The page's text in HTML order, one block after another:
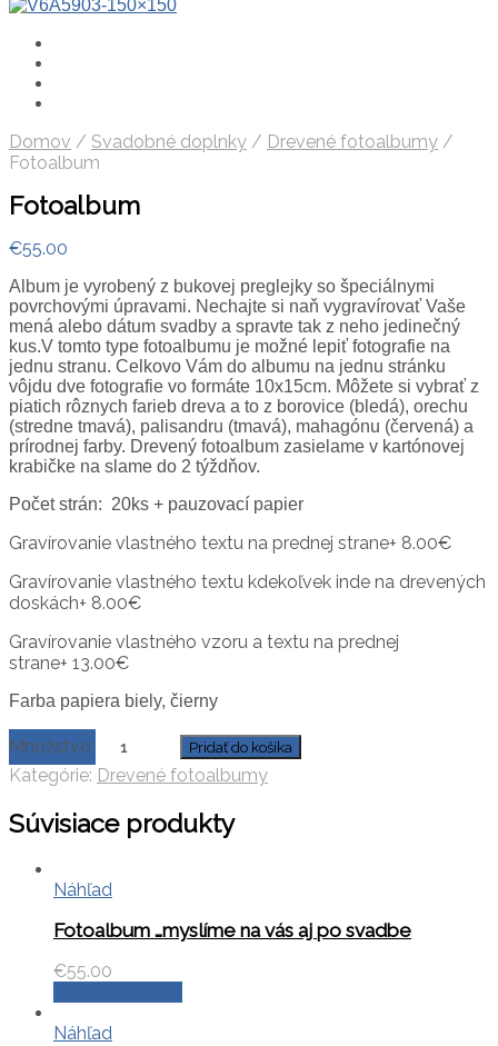
Domov / Svadobné doplnky / Drevené fotoalbumy /
Fotoalbum
Fotoalbum
€55.00
Album je vyrobený z bukovej preglejky so špeciálnymi
povrchovými úpravami. Nechajte si naň vygravírovať Vaše
mená alebo dátum svadby a spravte tak z neho jedinečný
kus.V tomto type fotoalbumu je možné lepiť fotografie na
jednu stranu. Celkovo Vám do albumu na jednu stránku
vôjdu dve fotografie vo formáte 10x15cm. Môžete si vybrať z
piatich rôznych farieb dreva a to z borovice (bledá), orechu
(stredne tmavá), palisandru (tmavá), mahagónu (červená) a
prírodnej farby. Drevený fotoalbum zasielame v kartónovej
krabičke na slame do 2 týždňov.
Počet strán: 20ks + pauzovací papier
Gravírovanie vlastného textu na prednej strane+ 8.00€
Gravírovanie vlastného textu kdekoľvek inde na drevených
doskách+ 8.00€
Gravírovanie vlastného vzoru a textu na prednej
strane+ 13.00€
Farba papiera biely, čierny
Množstvo Pridať do košíka
Kategórie: Drevené fotoalbumy
Súvisiace produkty
Náhľad
Fotoalbum …myslíme na vás aj po svadbe
€55.00
Náhľad